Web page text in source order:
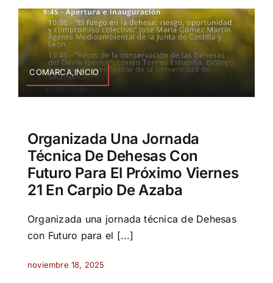
COMARCA,INICIO
Organizada Una Jornada
Técnica De Dehesas Con
Futuro Para El Próximo Viernes
21 En Carpio De Azaba
Organizada una jornada técnica de Dehesas
con Futuro para el [...]
noviembre 18, 2025